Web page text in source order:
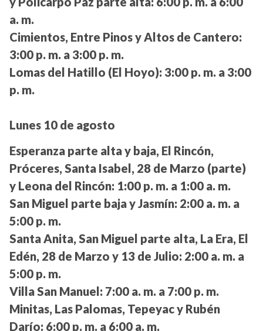
a. m.
Cimientos, Entre Pinos y Altos de Cantero:
3:00 p. m. a 3:00 p. m.
Lomas del Hatillo (El Hoyo): 3:00 p. m. a 3:00
p. m.
Lunes 10 de agosto
Esperanza parte alta y baja, El Rincón,
Próceres, Santa Isabel, 28 de Marzo (parte)
y Leona del Rincón: 1:00 p. m. a 1:00 a. m.
San Miguel parte baja y Jasmín: 2:00 a. m. a
5:00 p. m.
Santa Anita, San Miguel parte alta, La Era, El
Edén, 28 de Marzo y 13 de Julio: 2:00 a. m. a
5:00 p. m.
Villa San Manuel: 7:00 a. m. a 7:00 p. m.
Minitas, Las Palomas, Tepeyac y Rubén
Darío: 6:00 p. m. a 6:00 a. m.